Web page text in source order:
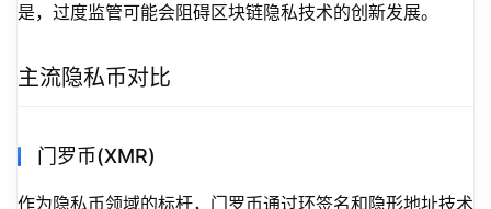
是，过度监管可能会阻碍区块链隐私技术的创新发展。
主流隐私币对比
门罗币(XMR)
作为隐私币领域的标杆，门罗币通过环签名和隐形地址技术